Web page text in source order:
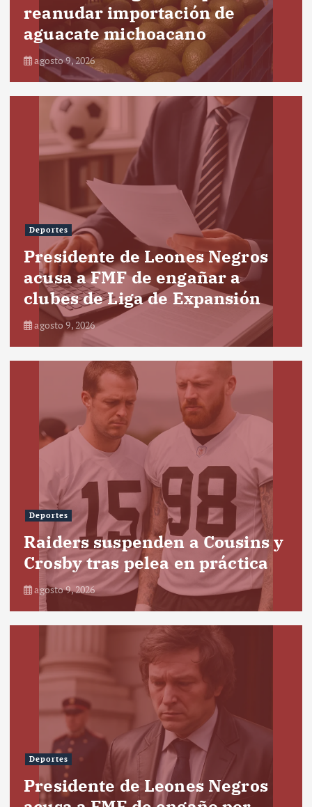
reanudar importación de
aguacate michoacano
agosto 9, 2026
Deportes
Presidente de Leones Negros
acusa a FMF de engañar a
clubes de Liga de Expansión
agosto 9, 2026
Deportes
Raiders suspenden a Cousins y
Crosby tras pelea en práctica
agosto 9, 2026
Deportes
Presidente de Leones Negros